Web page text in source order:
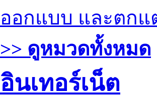
ออกแบบ และตกแ
>> ดูหมวดทั้งหมด
อินเทอร์เน็ต